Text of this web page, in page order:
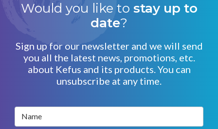
Would you like to stay up to
date?
Sign up for our newsletter and we will send
you all the latest news, promotions, etc.
about Kefus and its products. You can
unsubscribe at any time.
Name